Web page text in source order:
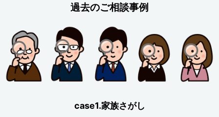
過去のご相談事例
case1.家族さがし